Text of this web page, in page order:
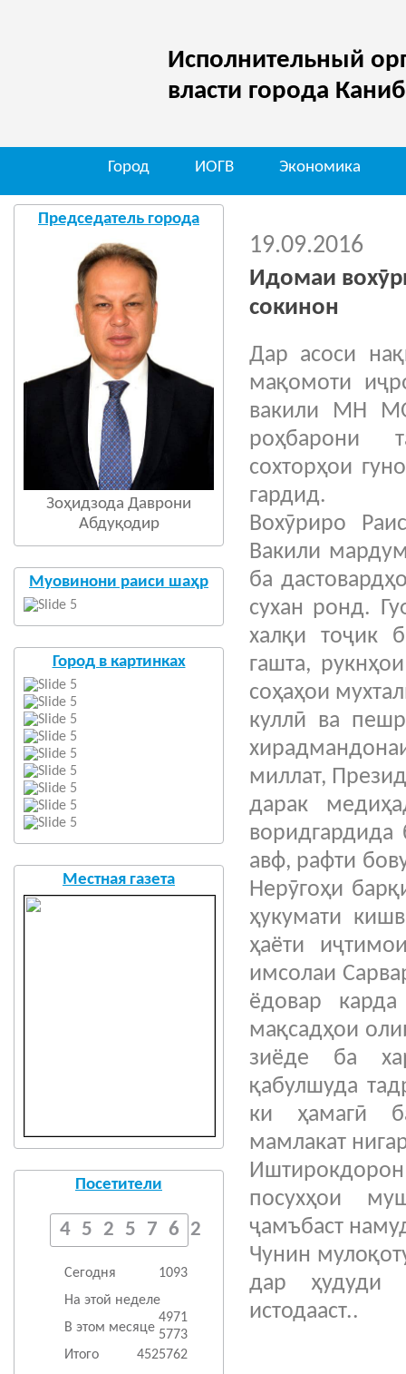
Исполнительный
власти города
Город ИОГВ Экономика
Председатель города
Зоҳидзода Даврони
Абдуқодир
Муовинони раиси шаҳр
Город в картинках
Местная газета
Посетители
4525762
Сегодня
1093
На этой неделе
4971
В этом месяце 5773
Итого
4525762
19.09.2016
Идомаи
сокинон
Дар асоси
мақомоти
вакили МН
роҳбарони
сохторҳои
гардид.
Вохӯриро
Вакили
ба
сухан ронд.
халқи тоҷик
гашта,
соҳаҳои
куллӣ ва
миллат,
дарак
авф, рафти
Нерӯгоҳи
ҳукумати
ҳаёти
имсолаи
ёдовар
мақсадҳои
зиёде ба
қабулшуда
ки ҳамагӣ
мамлакат
посухҳои
ҷамъбаст
Чунин
дар ҳудуди
истодааст..